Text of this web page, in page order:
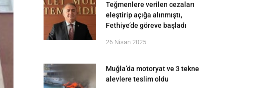
Teğmenlere verilen cezaları
eleştirip açığa alınmıştı,
Fethiye’de göreve başladı
26 Nisan 2025
Muğla’da motoryat ve 3 tekne
alevlere teslim oldu